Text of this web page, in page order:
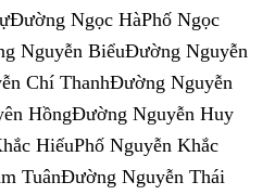
Ngọc HàPhố Ngọc
Nguyễn BiểuĐường Nguyễn
Chí ThanhĐường Nguyễn
HồngĐường Nguyễn Huy
HiếuPhố Nguyễn Khắc
TuânĐường Nguyễn Thái